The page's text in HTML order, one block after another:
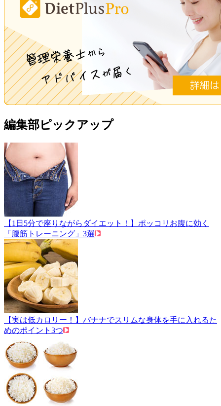
編集部ピックアップ
【1日5分で座りながらダイエット！】ポッコリお腹に効く
「腹筋トレーニング」3選
【実は低カロリー！】バナナでスリムな身体を手に入れるた
めのポイント3つ